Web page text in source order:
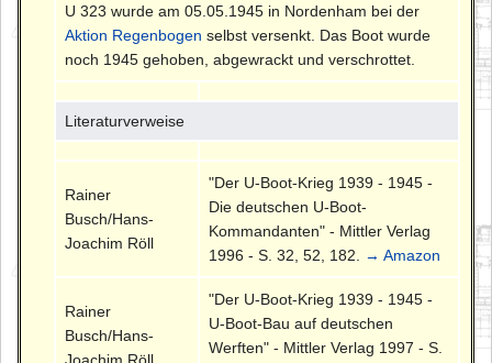
U 323 wurde am 05.05.1945 in Nordenham bei der
Aktion Regenbogen selbst versenkt. Das Boot wurde
noch 1945 gehoben, abgewrackt und verschrottet.
Literaturverweise
Rainer
Busch/Hans-
Joachim Röll
"Der U-Boot-Krieg 1939 - 1945 -
Die deutschen U-Boot-
Kommandanten" - Mittler Verlag
1996 - S. 32, 52, 182.
→ Amazon
Rainer
Busch/Hans-
"Der U-Boot-Krieg 1939 - 1945 -
U-Boot-Bau auf deutschen
Werften" - Mittler Verlag 1997 - S.